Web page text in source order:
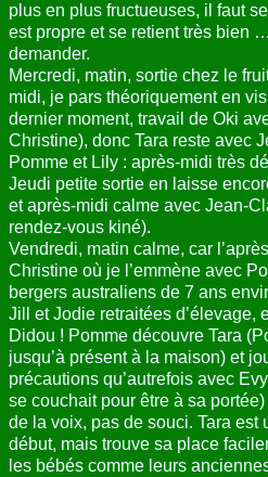
plus en plus fructueuses, il faut
est propre et se retient très bien
demander.
Mercredi, matin, sortie chez le
midi, je pars théoriquement en
dernier moment, travail de Oki
Christine), donc Tara reste avec
Pomme et Lily : après-midi très
Jeudi petite sortie en laisse
et après-midi calme avec Jean-
rendez-vous kiné).
Vendredi, matin calme, car
Christine où je l’emmène avec
bergers australiens de 7 ans
Jill et Jodie retraitées d’élevage,
Didou ! Pomme découvre Tara
jusqu’à présent à la maison) et
précautions qu’autrefois avec
se couchait pour être à sa
de la voix, pas de souci. Tara est
début, mais trouve sa place
les bébés comme leurs